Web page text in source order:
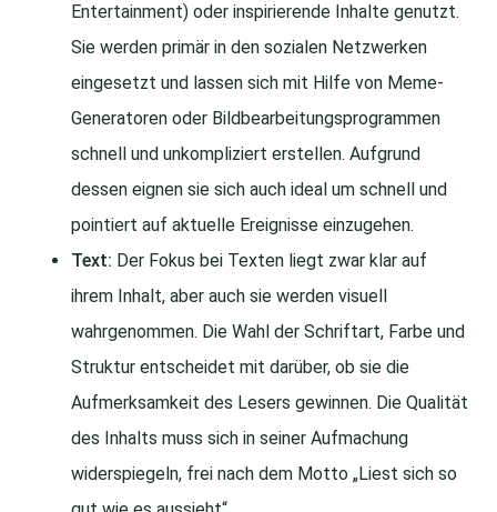
Entertainment) oder inspirierende Inhalte genutzt.
Sie werden primär in den sozialen Netzwerken
eingesetzt und lassen sich mit Hilfe von Meme-
Generatoren oder Bildbearbeitungsprogrammen
schnell und unkompliziert erstellen. Aufgrund
dessen eignen sie sich auch ideal um schnell und
pointiert auf aktuelle Ereignisse einzugehen.
Text: Der Fokus bei Texten liegt zwar klar auf
ihrem Inhalt, aber auch sie werden visuell
wahrgenommen. Die Wahl der Schriftart, Farbe und
Struktur entscheidet mit darüber, ob sie die
Aufmerksamkeit des Lesers gewinnen. Die Qualität
des Inhalts muss sich in seiner Aufmachung
widerspiegeln, frei nach dem Motto „Liest sich so